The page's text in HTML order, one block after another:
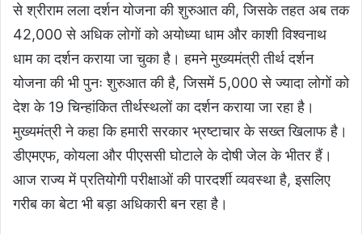
से श्रीराम लला दर्शन योजना की शुरुआत की, जिसके तहत अब तक
42,000 से अधिक लोगों को अयोध्या धाम और काशी विश्वनाथ
धाम का दर्शन कराया जा चुका है। हमने मुख्यमंत्री तीर्थ दर्शन
योजना की भी पुनः शुरुआत की है, जिसमें 5,000 से ज्यादा लोगों को
देश के 19 चिन्हांकित तीर्थस्थलों का दर्शन कराया जा रहा है।
मुख्यमंत्री ने कहा कि हमारी सरकार भ्रष्टाचार के सख्त खिलाफ है।
डीएमएफ, कोयला और पीएससी घोटाले के दोषी जेल के भीतर हैं।
आज राज्य में प्रतियोगी परीक्षाओं की पारदर्शी व्यवस्था है, इसलिए
गरीब का बेटा भी बड़ा अधिकारी बन रहा है।